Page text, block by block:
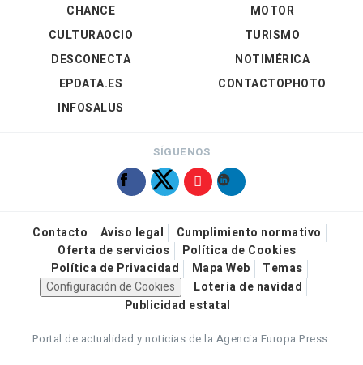
CHANCE
CULTURAOCIO
DESCONECTA
EPDATA.ES
INFOSALUS
MOTOR
TURISMO
NOTIMÉRICA
CONTACTOPHOTO
SÍGUENOS
Contacto Aviso legal
Cumplimiento normativo
Oferta de servicios
Política de Cookies
Política de Privacidad
Mapa Web
Temas
Configuración de Cookies
Loteria de navidad
Publicidad estatal
Portal de actualidad y noticias de la Agencia Europa Press.